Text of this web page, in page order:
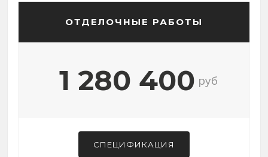
ОТДЕЛОЧНЫЕ РАБОТЫ
1 280 400 руб
СПЕЦИФИКАЦИЯ